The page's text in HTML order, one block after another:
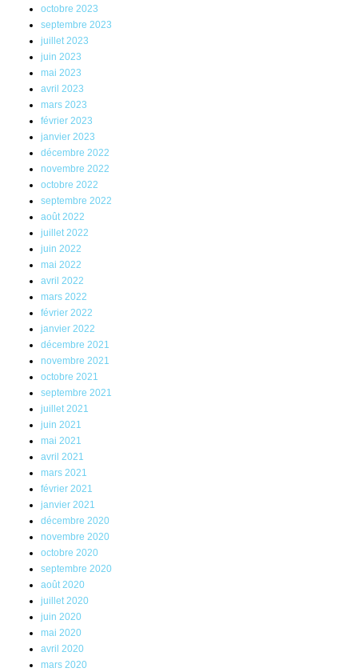
octobre 2023
septembre 2023
juillet 2023
juin 2023
mai 2023
avril 2023
mars 2023
février 2023
janvier 2023
décembre 2022
novembre 2022
octobre 2022
septembre 2022
août 2022
juillet 2022
juin 2022
mai 2022
avril 2022
mars 2022
février 2022
janvier 2022
décembre 2021
novembre 2021
octobre 2021
septembre 2021
juillet 2021
juin 2021
mai 2021
avril 2021
mars 2021
février 2021
janvier 2021
décembre 2020
novembre 2020
octobre 2020
septembre 2020
août 2020
juillet 2020
juin 2020
mai 2020
avril 2020
mars 2020